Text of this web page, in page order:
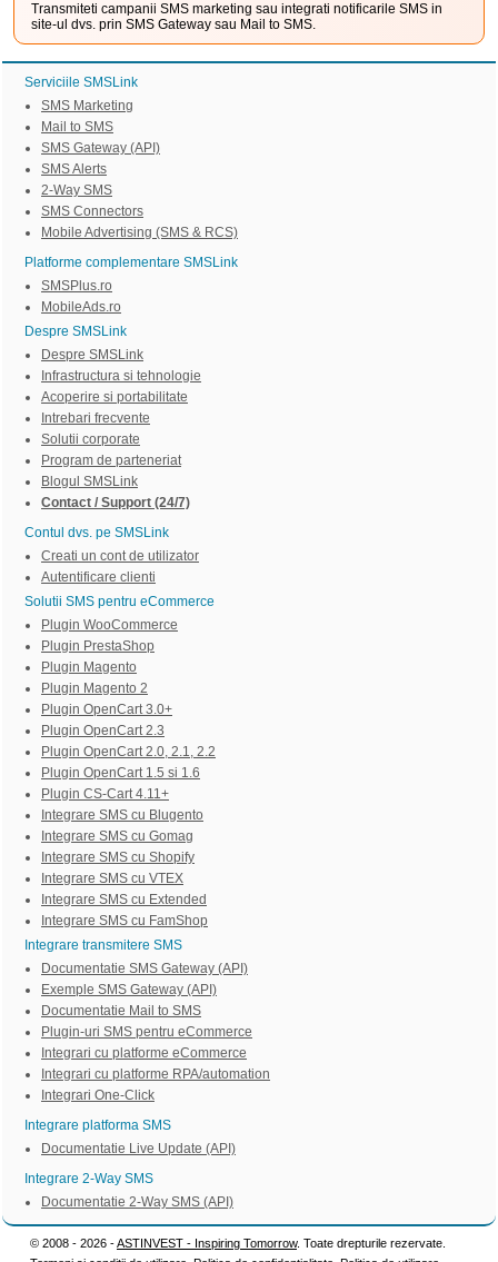
Transmiteti campanii SMS marketing sau integrati notificarile SMS in
site-ul dvs. prin SMS Gateway sau Mail to SMS.
Serviciile SMSLink
SMS Marketing
Mail to SMS
SMS Gateway (API)
SMS Alerts
2-Way SMS
SMS Connectors
Mobile Advertising (SMS & RCS)
Platforme complementare SMSLink
SMSPlus.ro
MobileAds.ro
Despre SMSLink
Despre SMSLink
Infrastructura si tehnologie
Acoperire si portabilitate
Intrebari frecvente
Solutii corporate
Program de parteneriat
Blogul SMSLink
Contact / Support (24/7)
Contul dvs. pe SMSLink
Creati un cont de utilizator
Autentificare clienti
Solutii SMS pentru eCommerce
Plugin WooCommerce
Plugin PrestaShop
Plugin Magento
Plugin Magento 2
Plugin OpenCart 3.0+
Plugin OpenCart 2.3
Plugin OpenCart 2.0, 2.1, 2.2
Plugin OpenCart 1.5 si 1.6
Plugin CS-Cart 4.11+
Integrare SMS cu Blugento
Integrare SMS cu Gomag
Integrare SMS cu Shopify
Integrare SMS cu VTEX
Integrare SMS cu Extended
Integrare SMS cu FamShop
Integrare transmitere SMS
Documentatie SMS Gateway (API)
Exemple SMS Gateway (API)
Documentatie Mail to SMS
Plugin-uri SMS pentru eCommerce
Integrari cu platforme eCommerce
Integrari cu platforme RPA/automation
Integrari One-Click
Integrare platforma SMS
Documentatie Live Update (API)
Integrare 2-Way SMS
Documentatie 2-Way SMS (API)
© 2008 - 2026 -ASTINVEST - Inspiring Tomorrow. Toate drepturile rezervate.